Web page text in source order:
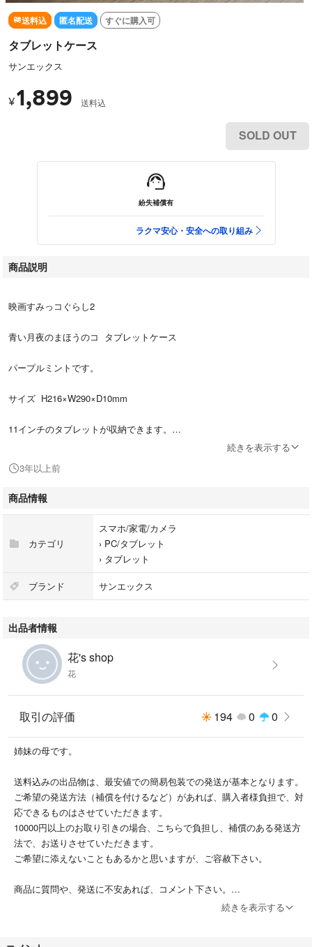
送料込 匿名配送 すぐに購入可
タブレットケース
サンエックス
¥1,899 送料込
SOLD OUT
紛失補償有
ラクマ安心・安全への取り組み
商品説明
映画すみっコぐらし2
青い月夜のまほうのコ タブレットケース
パープルミントです。
サイズ H216×W290×D10mm
11インチのタブレットが収納できます。
タブレットの傷防止や他の使い方にもできますよ。
価格：（税込）2,794円
続きを表示する
3年以上前
商品情報
カテゴリ
スマホ/家電/カメラ
› PC/タブレット
› タブレット
ブランド サンエックス
出品者情報
花's shop
花
取引の評価 194 0 0
姉妹の母です。
送料込みの出品物は、最安値での簡易包装での発送が基本となります。
ご希望の発送方法（補償を付けるなど）があれば、購入者様負担で、対
応できるものはさせていただきます。
10000円以上のお取り引きの場合、こちらで負担し、補償のある発送方
法で、お送りさせていただきます。
ご希望に添えないこともあるかと思いますが、ご容赦下さい。
商品に質問や、発送に不安あれば、コメント下さい。
続きを表示する